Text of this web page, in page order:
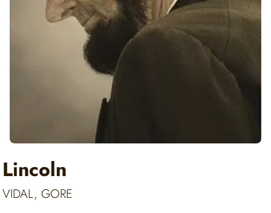
Lincoln
VIDAL, GORE